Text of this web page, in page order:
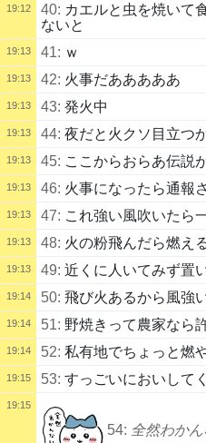
19:12 40: カエルと虫を焼いて
ないと
19:13 41: ｗ
19:13 42: 火事だあああああ
19:13 43: 発火中
19:13 44: 夜だと火クソ目立つ
19:13 45: ここからおらあ伝説
19:13 46: 火事になったら通報
19:13 47: これ強い風吹いたら
19:13 48: 火の粉飛んだら燃え
19:13 49: 近くに人いてみず置
19:14 50: 飛び火あるから風強
19:14 51: 野焼きって農家なら
19:14 52: 私有地でちょっと燃
19:15 53: すっごいにおいして
19:15
54: 全然わか